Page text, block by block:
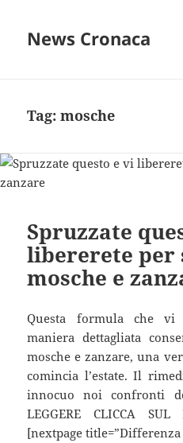
News Cronaca
Tag:mosche
Spruzzate
libererete per
mosche e
Questa formula che vi
maniera dettagliata
mosche e zanzare, una
comincia l’estate. Il
innocuo noi confronti
LEGGERE CLICCA SUL
[nextpage